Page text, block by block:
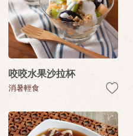
咬咬水果沙拉杯
消暑輕食